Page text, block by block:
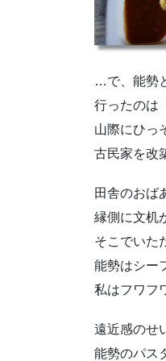
…で、能勢
行ったのは
山際にひっ
古民家を改
田舎のおば
縁側に文机
そこでいた
能勢はシー
私はフワフ
遠近感のせ
能勢のパス